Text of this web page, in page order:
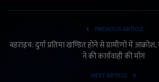
PREVIOUS ARTICLE
बहराइच: दुर्गा प्रतिमा खण्डित होने से ग्रामीणों में
ने की कार्यवाही की माँग
NEXT ARTICLE